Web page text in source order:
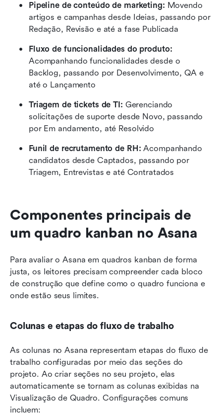
Pipeline de conteúdo de marketing: Movendo
artigos e campanhas desde Ideias, passando por
Redação, Revisão e até a fase Publicada
Fluxo de funcionalidades do produto:
Acompanhando funcionalidades desde o
Backlog, passando por Desenvolvimento, QA e
até o Lançamento
Triagem de tickets de TI: Gerenciando
solicitações de suporte desde Novo, passando
por Em andamento, até Resolvido
Funil de recrutamento de RH: Acompanhando
candidatos desde Captados, passando por
Triagem, Entrevistas e até Contratados
Componentes principais de
um quadro kanban no Asana
Para avaliar o Asana em quadros kanban de forma
justa, os leitores precisam compreender cada bloco
de construção que define como o quadro funciona e
onde estão seus limites.
Colunas e etapas do fluxo de trabalho
As colunas no Asana representam etapas do fluxo de
trabalho configuradas por meio das seções do
projeto. Ao criar seções no seu projeto, elas
automaticamente se tornam as colunas exibidas na
Visualização de Quadro. Configurações comuns
incluem: